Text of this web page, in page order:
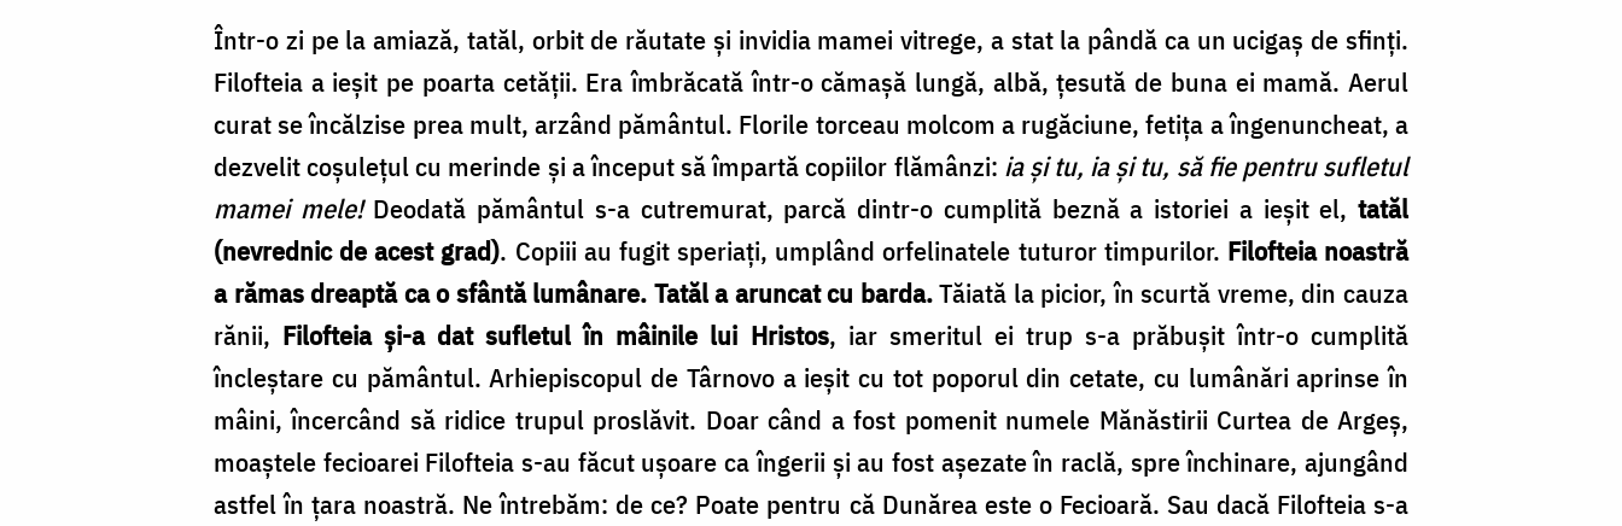
Într-o zi pe la amiază, tatăl, orbit de răutate şi invidia mamei vitrege, a stat la pândă ca un ucigaş de sfinţi.
Filofteia a ieşit pe poarta cetăţii. Era îmbrăcată într-o cămaşă lungă, albă, ţesută de buna ei mamă. Aerul
curat se încălzise prea mult, arzând pământul. Florile torceau molcom a rugăciune, fetița a îngenuncheat, a
dezvelit coşuleţul cu merinde şi a început să împartă copiilor flămânzi: ia şi tu, ia şi tu, să fie pentru sufletul
mamei mele! Deodată pământul s-a cutremurat, parcă dintr-o cumplită beznă a istoriei a ieşit el, tatăl
(nevrednic de acest grad). Copiii au fugit speriaţi, umplând orfelinatele tuturor timpurilor. Filofteia noastră
a rămas dreaptă ca o sfântă lumânare. Tatăl a aruncat cu barda.Tă­iată la picior, în scurtă vreme, din cauza
rănii, Fi­lofteia şi-a dat sufletul în mâinile lui Hristos, iar smeritul ei trup s-a prăbuşit într-o cumplită
încleștare cu pământul. Arhiepiscopul de Târnovo a ieșit cu tot poporul din cetate, cu lumânări aprinse în
mâini, încercând să ridice trupul proslăvit. Doar când a fost pomenit numele Mănăstirii Curtea de Argeș,
moaştele fecioarei Filofteia s-au făcut uşoare ca în­gerii şi au fost aşezate în raclă, spre închinare, ajun­gând
astfel în ţara noastră. Ne întrebăm: de ce? Poate pentru că Dunărea este o Fecioară. Sau dacă Filofteia s-a